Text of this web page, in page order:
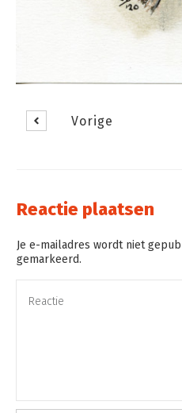
Vorige
Reactie plaatsen
Je e-mailadres wordt niet
gemarkeerd.